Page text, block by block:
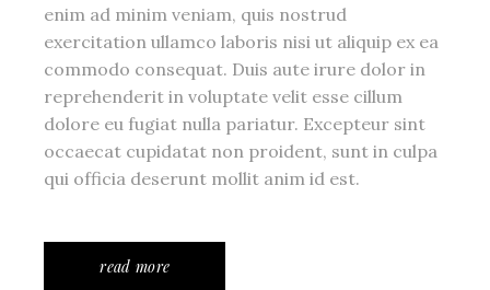
enim ad minim veniam, quis nostrud
exercitation ullamco laboris nisi ut aliquip ex ea
commodo consequat. Duis aute irure dolor in
reprehenderit in voluptate velit esse cillum
dolore eu fugiat nulla pariatur. Excepteur sint
occaecat cupidatat non proident, sunt in culpa
qui officia deserunt mollit anim id est.
read more